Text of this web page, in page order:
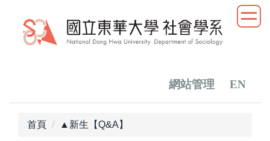
網站管理 EN
首頁 ▲新生【Q&A】